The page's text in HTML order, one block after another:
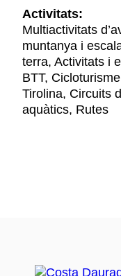
Activitats:
Multiactivitats
muntanya i
terra, Activitats i
BTT,
Tirolina, Circuits
aquàtics, Rutes